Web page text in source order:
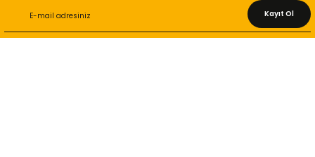
Kayıt Ol